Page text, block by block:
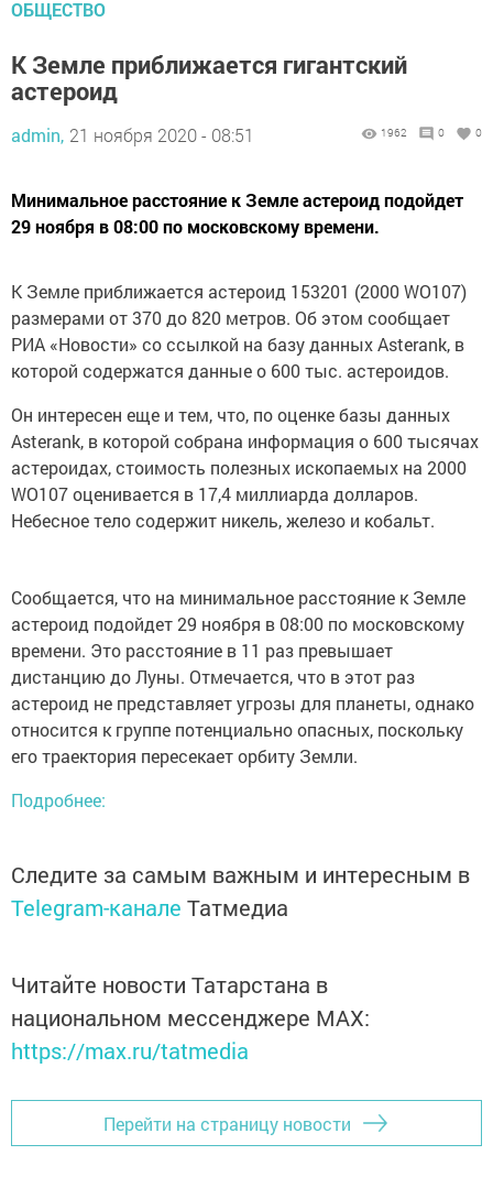
ОБЩЕСТВО
К Земле приближается гигантский
астероид
admin, 21 ноября 2020 - 08:51 1962 0 0
Минимальное расстояние к Земле астероид подойдет
29 ноября в 08:00 по московскому времени.
К Земле приближается астероид 153201 (2000 WO107)
размерами от 370 до 820 метров. Об этом сообщает
РИА «Новости» со ссылкой на базу данных Asterank, в
которой содержатся данные о 600 тыс. астероидов.
Он интересен еще и тем, что, по оценке базы данных
Asterank, в которой собрана информация о 600 тысячах
астероидах, стоимость полезных ископаемых на 2000
WO107 оценивается в 17,4 миллиарда долларов.
Небесное тело содержит никель, железо и кобальт.
Сообщается, что на минимальное расстояние к Земле
астероид подойдет 29 ноября в 08:00 по московскому
времени. Это расстояние в 11 раз превышает
дистанцию до Луны. Отмечается, что в этот раз
астероид не представляет угрозы для планеты, однако
относится к группе потенциально опасных, поскольку
его траектория пересекает орбиту Земли.
Подробнее:
Следите за самым важным и интересным в
Telegram-канале Татмедиа
Читайте новости Татарстана в
национальном мессенджере MАХ:
https://max.ru/tatmedia
Перейти на страницу новости